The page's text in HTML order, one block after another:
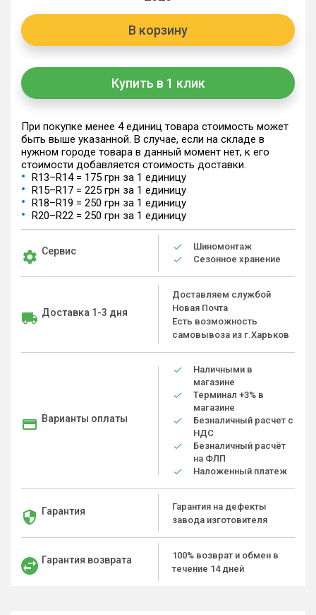
В корзину
Купить в 1 клик
При покупке менее 4 единиц товара стоимость может
быть выше указанной. В случае, если на складе в
нужном городе товара в данный момент нет, к его
стоимости добавляется стоимость доставки.
R13–R14 = 175 грн за 1 единицу
R15–R17 = 225 грн за 1 единицу
R18–R19 = 250 грн за 1 единицу
R20–R22 = 250 грн за 1 единицу
Сервис
Шиномонтаж
Сезонное хранение
Доставка 1-3 дня
Доставляем службой
Новая Почта
Есть возможность
самовывоза из г.Харьков
Варианты оплаты
Наличными в
магазине
Терминал +3% в
магазине
Безналичный расчет с
НДС
Безналичный расчёт
на ФЛП
Наложенный платеж
Гарантия
Гарантия на дефекты
завода изготовителя
Гарантия возврата
100% возврат и обмен в
течение 14 дней